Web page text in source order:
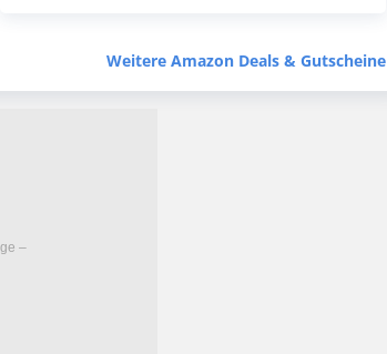
Weitere Amazon Deals & Gutscheine